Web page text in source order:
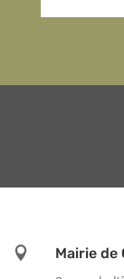

Mairie de